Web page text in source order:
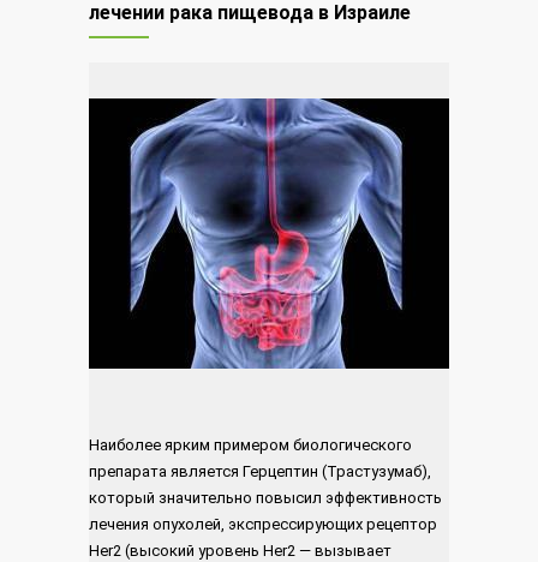
лечении рака пищевода в Израиле
Наиболее ярким примером биологического
препарата является Герцептин (Трастузумаб),
который значительно повысил эффективность
лечения опухолей, экспрессирующих рецептор
Her2 (высокий уровень Her2 — вызывает